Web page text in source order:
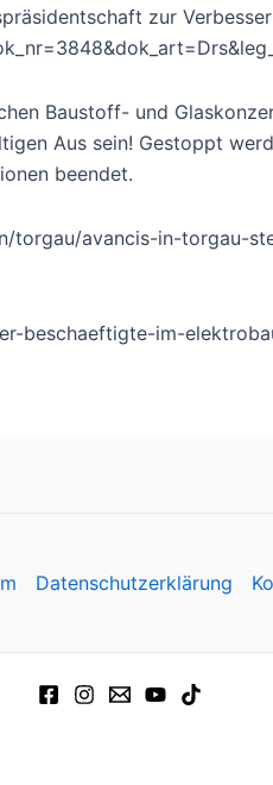
zur
Baustoff- und
Aus sein! Gestoppt
beendet.
torgau/avancis-in-torgau-
beschaeftigte-im-
Datenschutzerklärung